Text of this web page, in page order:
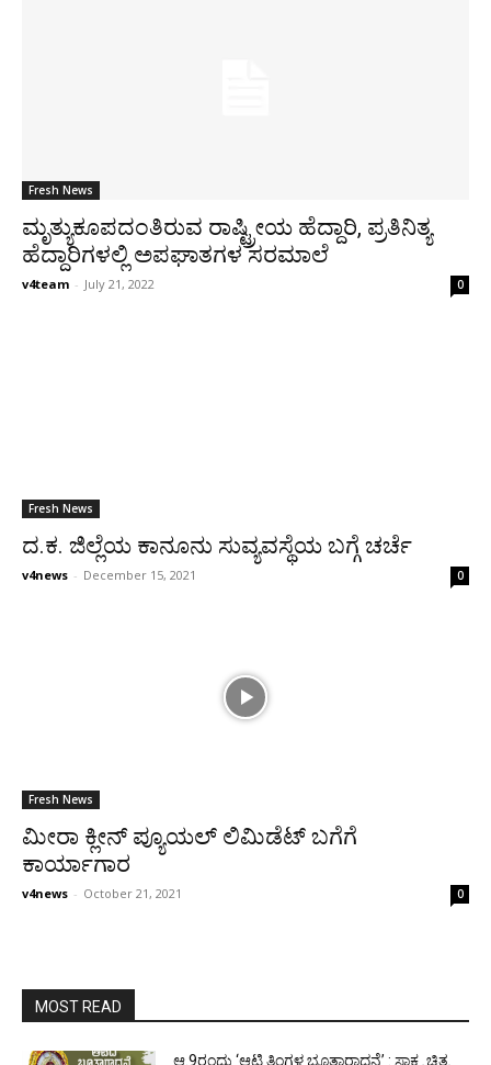
Fresh News
ಮೃತ್ಯುಕೂಪದಂತಿರುವ ರಾಷ್ಟ್ರೀಯ ಹೆದ್ದಾರಿ, ಪ್ರತಿನಿತ್ಯ
ಹೆದ್ದಾರಿಗಳಲ್ಲಿ ಅಪಘಾತಗಳ ಸರಮಾಲೆ
v4team - July 21, 2022 0
Fresh News
ದ.ಕ. ಜಿಲ್ಲೆಯ ಕಾನೂನು ಸುವ್ಯವಸ್ಥೆಯ ಬಗ್ಗೆ ಚರ್ಚೆ
v4news - December 15, 2021 0
Fresh News
ಮೀರಾ ಕ್ಲೀನ್ ಪ್ಯೂಯಲ್ ಲಿಮಿಡೆಟ್ ಬಗೆಗೆ
ಕಾರ್ಯಾಗಾರ
v4news - October 21, 2021 0
MOST READ
ಆ.9ರಂದು ‘ಆಟಿ ತಿಂಗಳ ಭೂತಾರಾಧನೆ’ : ಸಾಕ್ಷ್ಯ ಚಿತ್ರ